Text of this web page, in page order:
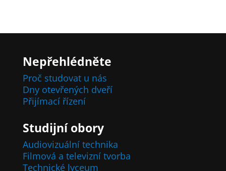
Nepřehlédněte
Proč studovat u nás
Dny otevřených dveří
Přijímací řízení
Studijní obory
Audiovizuální technika
Filmová a televizní tvorba
Technické lyceum